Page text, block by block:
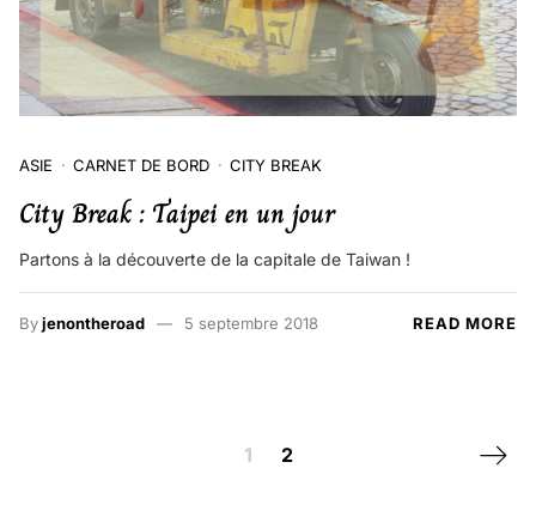
ASIE CARNET DE BORD CITY BREAK
City Break : Taipei en un jour
Partons à la découverte de la capitale de Taiwan !
Byjenontheroad 5 septembre 2018 READ MORE
1 2 Next